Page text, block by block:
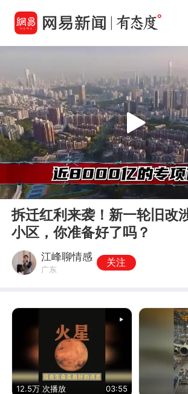
00:00
Play
拆迁红利来袭！新一轮旧改
小区，你准备好了吗？
江峰聊情感
广东
关注
12.5万 次播放 03:55